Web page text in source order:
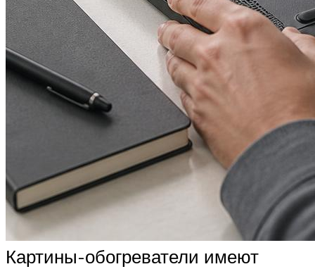
Картины-обогреватели имеют